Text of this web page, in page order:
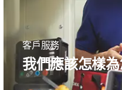
客戶服務
我們應該怎樣